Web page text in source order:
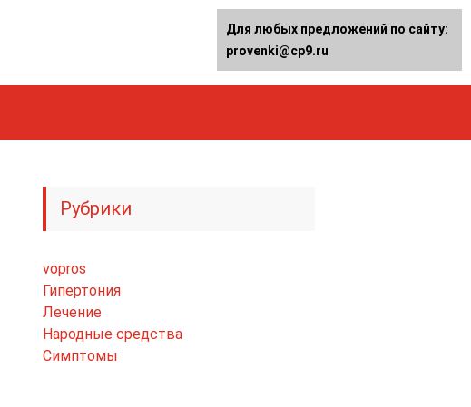
Рубрики
vopros
Гипертония
Лечение
Народные средства
Симптомы
Для любых предложений по сайту:
provenki@cp9.ru